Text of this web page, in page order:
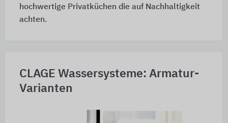
hochwertige Privatküchen die auf Nachhaltigkeit
achten.
CLAGE Wassersysteme: Armatur-
Varianten